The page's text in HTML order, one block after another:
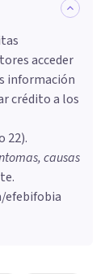
acceder
información
crédito a los
22).
causas